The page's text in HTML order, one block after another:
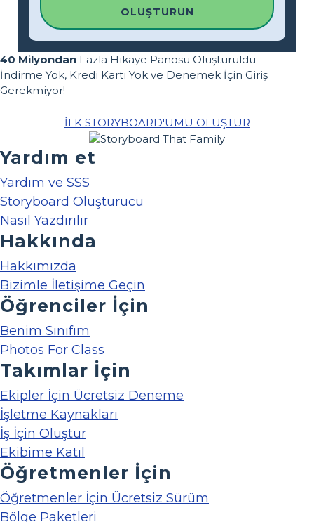
OLUŞTURUN
40 Milyondan Fazla Hikaye Panosu Oluşturuldu
İndirme Yok, Kredi Kartı Yok ve Denemek İçin Giriş
Gerekmiyor!
İLK STORYBOARD'UMU OLUŞTUR
Yardım et
Yardım ve SSS
Storyboard Oluşturucu
Nasıl Yazdırılır
Hakkında
Hakkımızda
Bizimle İletişime Geçin
Öğrenciler İçin
Benim Sınıfım
Photos For Class
Takımlar İçin
Ekipler İçin Ücretsiz Deneme
İşletme Kaynakları
İş İçin Oluştur
Ekibime Katıl
Öğretmenler İçin
Öğretmenler İçin Ücretsiz Sürüm
Bölge Paketleri